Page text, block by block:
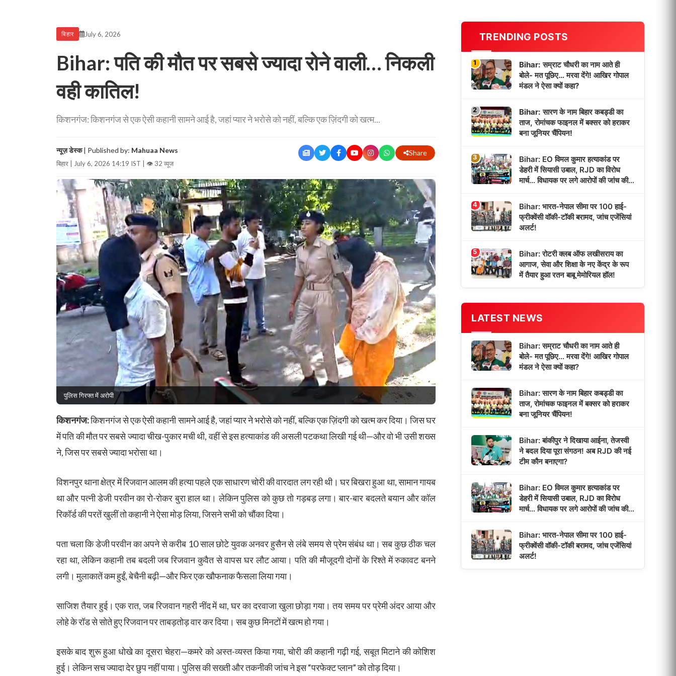
बिहार July 6, 2026
Bihar: पति की मौत पर सबसे ज्यादा रोने वाली… निकली
वही कातिल!
किशनगंज: किशनगंज से एक ऐसी कहानी सामने आई है, जहां प्यार ने भरोसे को नहीं, बल्कि एक ज़िंदगी को खत्म...
न्यूज़ डेस्क| Published by: Mahuaa News
बिहार | July 6, 2026 14:19 IST | 👁 32 व्यूज
Share
पुलिस गिरफ्त में अरोपी
किशनगंज:किशनगंज से एक ऐसी कहानी सामने आई है, जहां प्यार ने भरोसे को नहीं, बल्कि एक ज़िंदगी को खत्म कर दिया। जिस घर
में पति की मौत पर सबसे ज्यादा चीख-पुकार मची थी, वहीं से इस हत्याकांड की असली पटकथा लिखी गई थी—और वो भी उसी शख्स
ने, जिस पर सबसे ज्यादा भरोसा था।
विशनपुर थाना क्षेत्र में रिजवान आलम की हत्या पहले एक साधारण चोरी की वारदात लग रही थी। घर बिखरा हुआ था, सामान गायब
था और पत्नी डेजी परवीन का रो-रोकर बुरा हाल था। लेकिन पुलिस को कुछ तो गड़बड़ लगा। बार-बार बदलते बयान और कॉल
रिकॉर्ड की परतें खुलीं तो कहानी ने ऐसा मोड़ लिया, जिसने सभी को चौंका दिया।
पता चला कि डेजी परवीन का अपने से करीब 10 साल छोटे युवक अनवर हुसैन से लंबे समय से प्रेम संबंध था। सब कुछ ठीक चल
रहा था, लेकिन कहानी तब बदली जब रिजवान कुवैत से वापस घर लौट आया। पति की मौजूदगी दोनों के रिश्ते में रुकावट बनने
लगी। मुलाकातें कम हुईं, बेचैनी बढ़ी—और फिर एक खौफनाक फैसला लिया गया।
साजिश तैयार हुई। एक रात, जब रिजवान गहरी नींद में था, घर का दरवाजा खुला छोड़ा गया। तय समय पर प्रेमी अंदर आया और
लोहे के रॉड से सोते हुए रिजवान पर ताबड़तोड़ वार कर दिया। सब कुछ मिनटों में खत्म हो गया।
इसके बाद शुरू हुआ धोखे का दूसरा चेहरा—कमरे को अस्त-व्यस्त किया गया, चोरी की कहानी गढ़ी गई, सबूत मिटाने की कोशिश
हुई। लेकिन सच ज्यादा देर छुप नहीं पाया। पुलिस की सख्ती और तकनीकी जांच ने इस “परफेक्ट प्लान” को तोड़ दिया।
TRENDING POSTS
1
Bihar: सम्राट चौधरी का नाम आते ही
बोले- मत पूछिए… मरवा देंगे! आखिर गोपाल
मंडल ने ऐसा क्यों कहा?
2
Bihar: सारण के नाम बिहार कबड्डी का
ताज, रोमांचक फाइनल में बक्सर को हराकर
बना जूनियर चैंपियन!
3
Bihar: EO विमल कुमार हत्याकांड पर
डेहरी में सियासी उबाल, RJD का विरोध
मार्च… विधायक पर लगे आरोपों की जांच की
4
Bihar: भारत-नेपाल सीमा पर 100 हाई-
फ्रीक्वेंसी वॉकी-टॉकी बरामद, जांच एजेंसियां
अलर्ट!
5
Bihar: रोटरी क्लब ऑफ लखीसराय का
आगाज, सेवा और शिक्षा के नए केंद्र के रूप
में तैयार हुआ रतन बाबू मेमोरियल हॉल!
LATEST NEWS
Bihar: सम्राट चौधरी का नाम आते ही
बोले- मत पूछिए… मरवा देंगे! आखिर गोपाल
मंडल ने ऐसा क्यों कहा?
Bihar: सारण के नाम बिहार कबड्डी का
ताज, रोमांचक फाइनल में बक्सर को हराकर
बना जूनियर चैंपियन!
Bihar: बांकीपुर ने दिखाया आईना, तेजस्वी
ने बदल दिया पूरा संगठन! अब RJD की नई
टीम कौन बनाएगा?
Bihar: EO विमल कुमार हत्याकांड पर
डेहरी में सियासी उबाल, RJD का विरोध
मार्च… विधायक पर लगे आरोपों की जांच की
Bihar: भारत-नेपाल सीमा पर 100 हाई-
फ्रीक्वेंसी वॉकी-टॉकी बरामद, जांच एजेंसियां
अलर्ट!